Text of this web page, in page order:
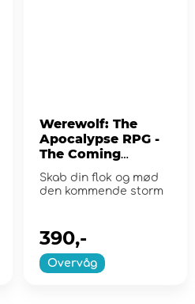
Werewolf: The
Apocalypse RPG -
The Coming
Destruction
Skab din flok og mød
den kommende storm
Overvåg
390,-